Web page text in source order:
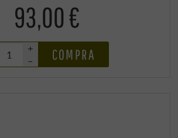
93,00 €
+
–
COMPRA